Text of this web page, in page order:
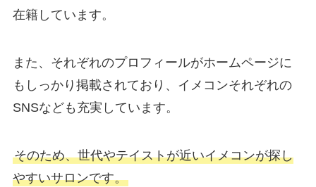
在籍しています。
また、それぞれのプロフィールがホームページに
もしっかり掲載されており、イメコンそれぞれの
SNSなども充実しています。
そのため、世代やテイストが近いイメコンが探し
やすいサロンです。